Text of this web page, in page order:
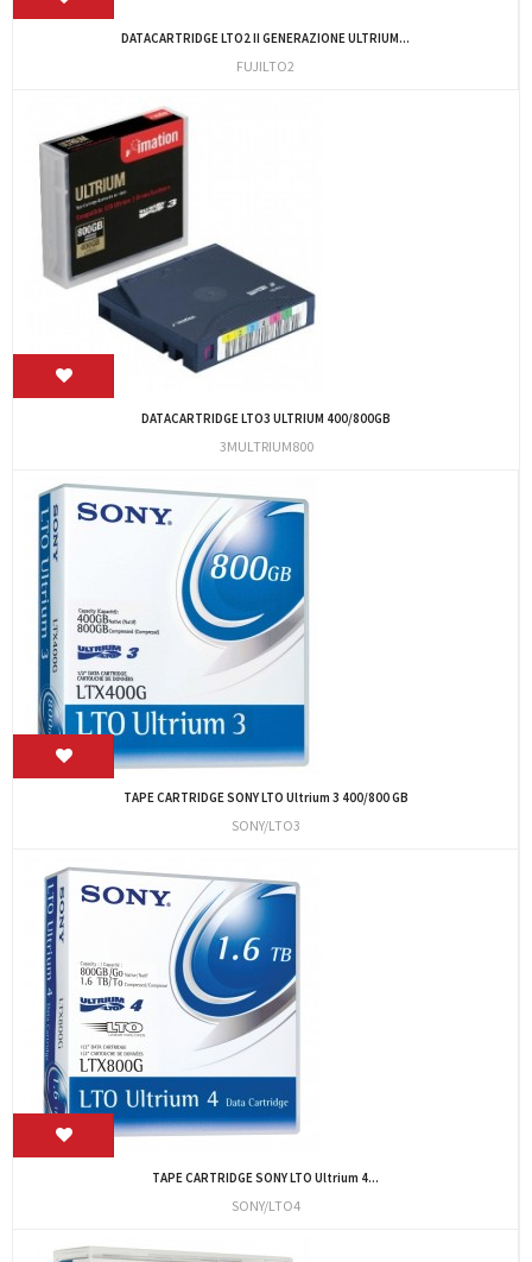
DATACARTRIDGE LTO2 II GENERAZIONE ULTRIUM...
FUJILTO2
DATACARTRIDGE LTO3 ULTRIUM 400/800GB
3MULTRIUM800
TAPE CARTRIDGE SONY LTO Ultrium 3 400/800 GB
SONY/LTO3
TAPE CARTRIDGE SONY LTO Ultrium 4...
SONY/LTO4